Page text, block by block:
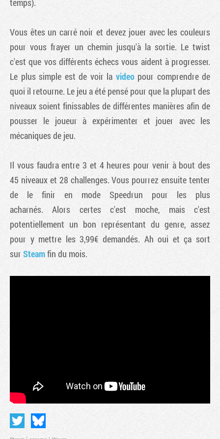
Vous êtes un carré noir et devez jouer avec les couleurs
pour vous frayer un chemin jusqu'à la sortie. Le twist
c'est que vos différents échecs vous aident à progresser.
Le plus simple est de voir la videopour comprendre de
quoi il retourne. Le jeu a été pensé pour que la plupart des
niveaux soient finissables de différentes manières afin de
pousser le joueur à expérimenter et jouer avec les
mécaniques de jeu.
Il vous faudra entre 3 et 4 heures pour venir à bout des
45 niveaux et 28 challenges. Vous pourrez ensuite tenter
de le finir en mode Speedrun pour les plus
acharnés. Alors certes c'est moche, mais c'est
potentiellement un bon représentant du genre, assez
pour y mettre les 3,99€ demandés. Ah oui et ça sort
surSteamfin du mois.